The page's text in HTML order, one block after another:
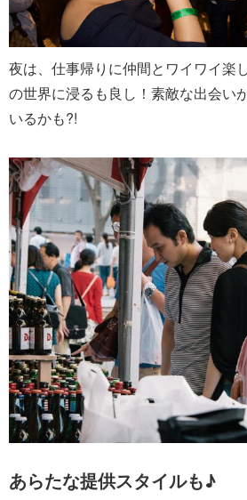
夜は、仕事帰りに仲間とワイワイ楽
の世界に浸るも良し！素敵な出会い
いるかも?!
あらたな提供スタイルも♪